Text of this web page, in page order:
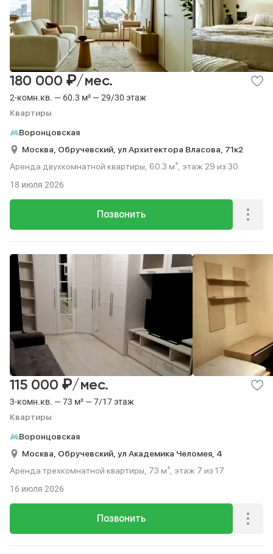
2-комн.кв. — 60.3 м² — 29/30 этаж
Квартиры
180 000 ₽/мес.
Воронцовская
Москва, Обручевский, ул Архитектора Власова, 71к2
Аренда двухкомнатной квартиры, 60.3 м², этаж 29 из 30.
Позвонить
18 июля 2026
3-комн.кв. — 73 м² — 7/17 этаж
Квартиры
115 000 ₽/мес.
Воронцовская
Москва, Обручевский, ул Академика Челомея, 4
Аренда трехкомнатной квартиры, 73 м², этаж 7 из 17.
Позвонить
16 июля 2026